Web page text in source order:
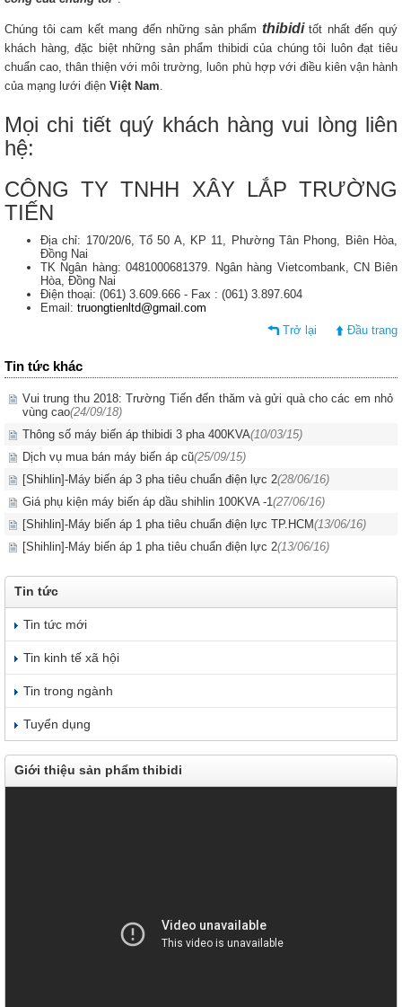
Chúng tôi cam kết mang đến những sản phẩm thibiditốt nhất đến quý
khách hàng, đặc biệt những sản phẩm thibidi của chúng tôi luôn đạt tiêu
chuẩn cao, thân thiện với môi trường, luôn phù hợp với điều kiên vận hành
của mạng lưới điện Việt Nam
Mọi chi tiết quý khách hàng vui lòng liên
hệ:
CÔNG TY TNHH XÂY LẮP TRƯỜNG
TIẾN
Địa chỉ: 170/20/6, Tổ 50 A, KP 11, Phường Tân Phong, Biên Hòa,
Đồng Nai
TK Ngân hàng: 0481000681379. Ngân hàng Vietcombank, CN Biên
Hòa, Đồng Nai
Điện thoại: (061) 3.609.666 - Fax : (061) 3.897.604
Email: truongtienltd@gmail.com
Trở lại
Đầu trang
Tin tức khác
Vui trung thu 2018: Trường Tiến đến thăm và gửi quà cho các em nhỏ
vùng cao(24/09/18)
Thông số máy biến áp thibidi 3 pha 400KVA(10/03/15)
Dịch vụ mua bán máy biến áp cũ(25/09/15)
[Shihlin]-Máy biến áp 3 pha tiêu chuẩn điện lực 2(28/06/16)
Giá phụ kiện máy biến áp dầu shihlin 100KVA -1(27/06/16)
[Shihlin]-Máy biến áp 1 pha tiêu chuẩn điện lực TP.HCM(13/06/16)
[Shihlin]-Máy biến áp 1 pha tiêu chuẩn điện lực 2(13/06/16)
Tin tức
Tin tức mới
Tin kinh tế xã hội
Tin trong ngành
Tuyển dụng
Giới thiệu sản phẩm thibidi